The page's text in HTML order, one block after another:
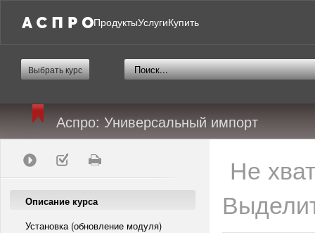
ПродуктыУслугиКупить
Выбрать курс
Аспро: Универсальный импорт
Описание курса
Установка (обновление модуля)
Не